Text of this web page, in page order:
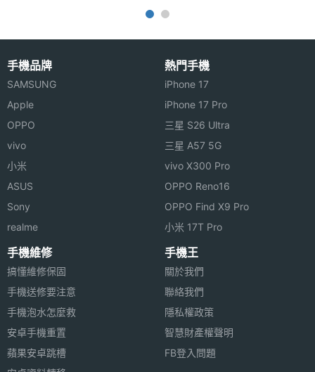
手機品牌
SAMSUNG
Apple
OPPO
vivo
小米
ASUS
Sony
realme
熱門手機
iPhone 17
iPhone 17 Pro
三星 S26 Ultra
三星 A57 5G
vivo X300 Pro
OPPO Reno16
OPPO Find X9 Pro
小米 17T Pro
手機維修
搞懂維修保固
手機送修要注意
手機泡水怎麼救
安卓手機重置
蘋果安卓跳槽
手機王
關於我們
聯絡我們
隱私權政策
智慧財產權聲明
FB登入問題